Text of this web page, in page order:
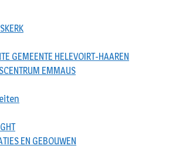
GEMEENTE HELEVOIRT-HAAREN
EMMAUS
EN GEBOUWEN